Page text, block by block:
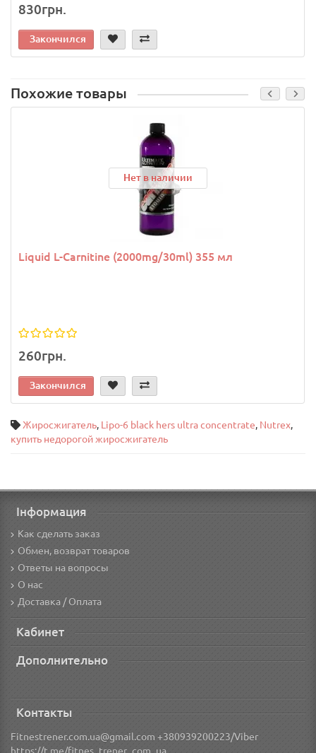
830грн.
Закончился
Похожие товары
Нет в наличии
Liquid L-Carnitine (2000mg/30ml) 355 мл
260грн.
Закончился
Жиросжигатель, Lipo-6 black hers ultra concentrate, Nutrex,
купить недорогой жиросжигатель
Інформация
Как сделать заказ
Обмен, возврат товаров
Ответы на вопросы
О нас
Доставка / Оплата
Кабинет
Дополнительно
Контакты
Fitnestrener.com.ua@gmail.com +380939200223/Viber